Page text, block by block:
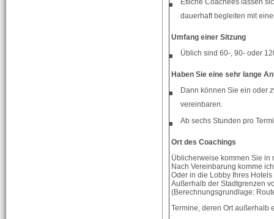
Etliche Coachees lassen
dauerhaft begleiten mit
Umfang einer Sitzung
Üblich sind 60-, 90- oder
Haben Sie eine sehr lange
Dann können Sie ein oder
vereinbaren.
Ab sechs Stunden pro
Ort des Coachings
Üblicherweise kommen Sie in
Nach Vereinbarung komme
Oder in die Lobby Ihres
Außerhalb der Stadtgrenzen
(Berechnungsgrundlage:
Termine, deren Ort außerhalb